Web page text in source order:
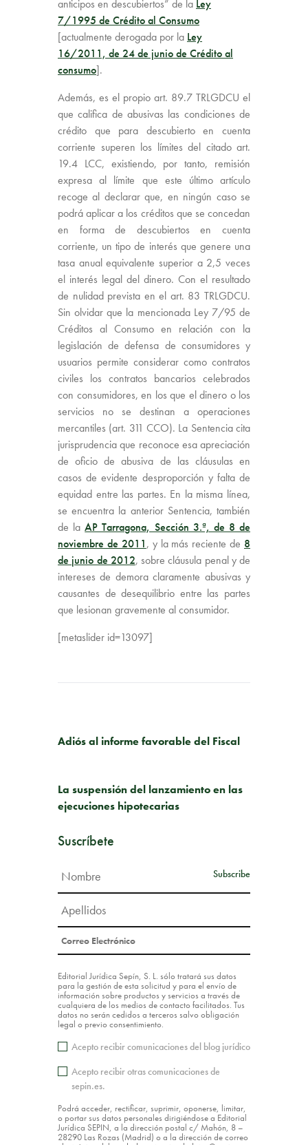
anticipos en descubiertos” de la Ley
7/1995 de Crédito al Consumo
[actualmente derogada por la Ley
16/2011, de 24 de junio de Crédito al
consumo].
Además, es el propio art. 89.7 TRLGDCU el
que califica de abusivas las condiciones de
crédito que para descubierto en cuenta
corriente superen los límites del citado art.
19.4 LCC, existiendo, por tanto, remisión
expresa al límite que este último artículo
recoge al declarar que, en ningún caso se
podrá aplicar a los créditos que se concedan
en forma de descubiertos en cuenta
corriente, un tipo de interés que genere una
tasa anual equivalente superior a 2,5 veces
el interés legal del dinero. Con el resultado
de nulidad prevista en el art. 83 TRLGDCU.
Sin olvidar que la mencionada Ley 7/95 de
Créditos al Consumo en relación con la
legislación de defensa de consumidores y
usuarios permite considerar como contratos
civiles los contratos bancarios celebrados
con consumidores, en los que el dinero o los
servicios no se destinan a operaciones
mercantiles (art. 311 CCO). La Sentencia cita
jurisprudencia que reconoce esa apreciación
de oficio de abusiva de las cláusulas en
casos de evidente desproporción y falta de
equidad entre las partes. En la misma línea,
se encuentra la anterior Sentencia, también
de laAP Tarragona, Sección 3.ª, de 8 de
noviembre de 2011, y la más reciente de 8
de junio de 2012, sobre cláusula penal y de
intereses de demora claramente abusivas y
causantes de desequilibrio entre las partes
que lesionan gravemente al consumidor.
[metaslider id=13097]
Adiós al informe favorable del Fiscal
La suspensión del lanzamiento en las
ejecuciones hipotecarias
Suscríbete
Editorial Jurídica Sepín, S. L. sólo tratará sus datos
para la gestión de esta solicitud y para el envío de
información sobre productos y servicios a través de
cualquiera de los medios de contacto facilitados. Tus
datos no serán cedidos a terceros salvo obligación
legal o previo consentimiento.
Acepto recibir comunicaciones del blog jurídico
Acepto recibir otras comunicaciones de
sepin.es.
Podrá acceder, rectificar, suprimir, oponerse, limitar,
o portar sus datos personales dirigiéndose a Editorial
Jurídica SEPIN, a la dirección postal c/ Mahón, 8 –
28290 Las Rozas (Madrid) o a la dirección de correo